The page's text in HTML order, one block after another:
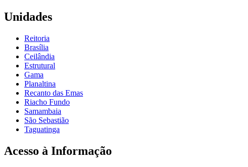
Unidades
Reitoria
Brasília
Ceilândia
Estrutural
Gama
Planaltina
Recanto das Emas
Riacho Fundo
Samambaia
São Sebastião
Taguatinga
Acesso à Informação